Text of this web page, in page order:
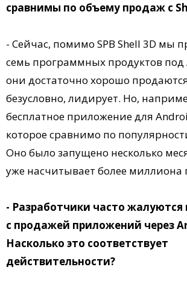
сравнимы по объему продаж с
- Сейчас, помимо SPB Shell 3D мы
семь программных продуктов под
они достаточно хорошо
безусловно, лидирует. Но,
бесплатное приложение для
которое сравнимо по
Оно было запущено несколько
уже насчитывает более миллиона
- Разработчики часто жалуются
с продажей приложений через
Насколько это соответствует
действительности?